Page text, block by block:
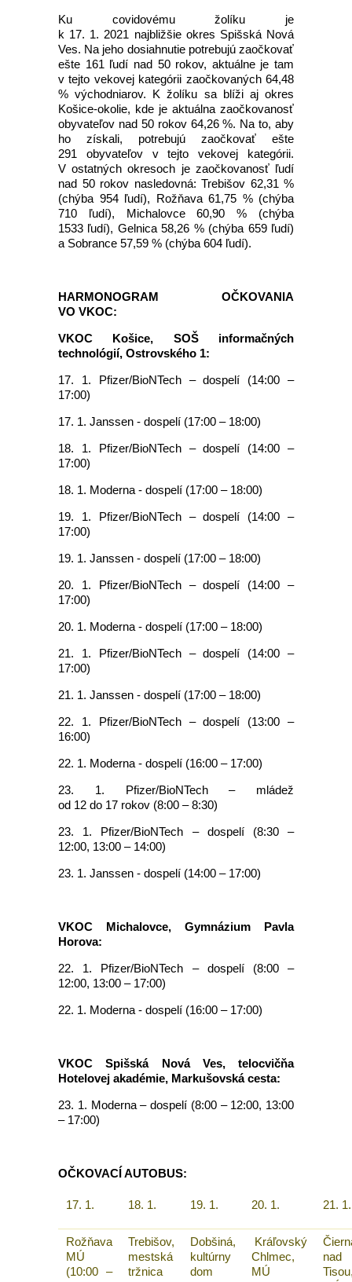
Ku covidovému žolíku je
k 17. 1. 2021 najbližšie okres Spišská Nová
Ves. Na jeho dosiahnutie potrebujú zaočkovať
ešte 161 ľudí nad 50 rokov, aktuálne je tam
v tejto vekovej kategórii zaočkovaných 64,48
% východniarov. K žolíku sa blíži aj okres
Košice-okolie, kde je aktuálna zaočkovanosť
obyvateľov nad 50 rokov 64,26 %. Na to, aby
ho získali, potrebujú zaočkovať ešte
291 obyvateľov v tejto vekovej kategórii.
V ostatných okresoch je zaočkovanosť ľudí
nad 50 rokov nasledovná: Trebišov 62,31 %
(chýba 954 ľudí), Rožňava 61,75 % (chýba
710 ľudí), Michalovce 60,90 % (chýba
1533 ľudí), Gelnica 58,26 % (chýba 659 ľudí)
a Sobrance 57,59 % (chýba 604 ľudí).
HARMONOGRAM OČKOVANIA
VO VKOC:
VKOC Košice, SOŠ informačných
technológií, Ostrovského 1:
17. 1. Pfizer/BioNTech – dospelí (14:00 –
17:00)
17. 1. Janssen - dospelí (17:00 – 18:00)
18. 1. Pfizer/BioNTech – dospelí (14:00 –
17:00)
18. 1. Moderna - dospelí (17:00 – 18:00)
19. 1. Pfizer/BioNTech – dospelí (14:00 –
17:00)
19. 1. Janssen - dospelí (17:00 – 18:00)
20. 1. Pfizer/BioNTech – dospelí (14:00 –
17:00)
20. 1. Moderna - dospelí (17:00 – 18:00)
21. 1. Pfizer/BioNTech – dospelí (14:00 –
17:00)
21. 1. Janssen - dospelí (17:00 – 18:00)
22. 1. Pfizer/BioNTech – dospelí (13:00 –
16:00)
22. 1. Moderna - dospelí (16:00 – 17:00)
23. 1. Pfizer/BioNTech – mládež
od 12 do 17 rokov (8:00 – 8:30)
23. 1. Pfizer/BioNTech – dospelí (8:30 –
12:00, 13:00 – 14:00)
23. 1. Janssen - dospelí (14:00 – 17:00)
VKOC Michalovce, Gymnázium Pavla
Horova:
22. 1. Pfizer/BioNTech – dospelí (8:00 –
12:00, 13:00 – 17:00)
22. 1. Moderna - dospelí (16:00 – 17:00)
VKOC Spišská Nová Ves, telocvičňa
Hotelovej akadémie, Markušovská cesta:
23. 1. Moderna – dospelí (8:00 – 12:00, 13:00
– 17:00)
OČKOVACÍ AUTOBUS:
17. 1. 18. 1. 19. 1. 20. 1. 21. 1.
Rožňava
MÚ
(10:00 –
Trebišov,
mestská
tržnica
Dobšiná,
kultúrny
dom
Kráľovský
Chlmec,
MÚ
nad